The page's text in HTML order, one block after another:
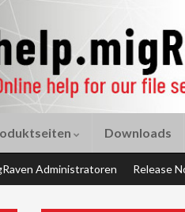
Downloads
Administratoren Release